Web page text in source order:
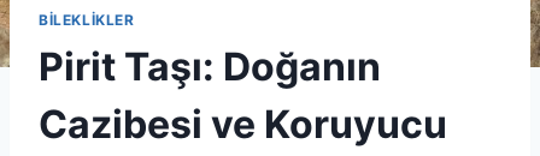
BİLEKLİKLER
Pirit Taşı: Doğanın
Cazibesi ve Koruyucu